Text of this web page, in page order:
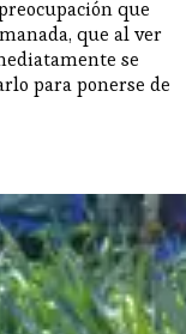
que
que al ver
se
para ponerse de